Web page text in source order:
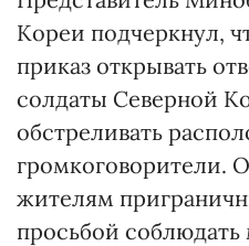
Кореи подчеркнул,
приказ открывать
солдаты Северной
обстреливать
громкоговорители.
жителям
просьбой